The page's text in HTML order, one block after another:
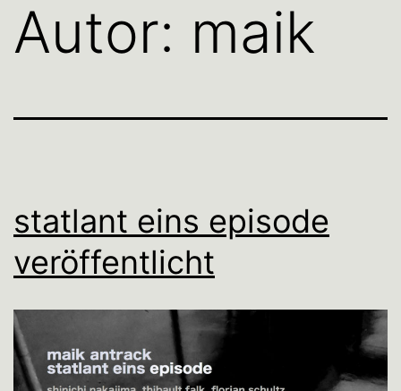
Autor: maik
statlant eins episode
veröffentlicht